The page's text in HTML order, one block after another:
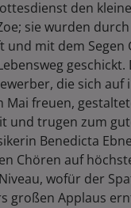
den
sie wurden
und mit dem Segen
geschickt.
die sich auf
Mai freuen,
und trugen zum
Benedicta
Chören auf
wofür der
großen Applaus